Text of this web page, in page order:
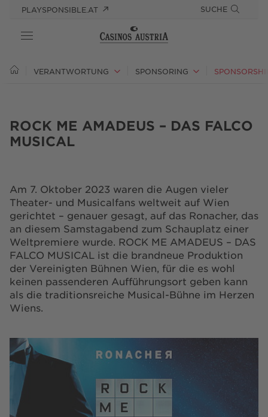
PLAYSPONSIBLE.AT SUCHE
ÜBER UNS
PRESSE
VERANTWORTUNG SPONSORING
ROCK ME AMADEUS – DAS FALCO
MUSICAL
Am 7. Oktober 2023 waren die Augen vieler
Theater- und Musicalfans weltweit auf Wien
gerichtet – genauer gesagt, auf das Ronacher, das
an diesem Samstagabend zum Schauplatz einer
Weltpremiere wurde. ROCK ME AMADEUS – DAS
FALCO MUSICAL ist die brandneue Produktion
der Vereinigten Bühnen Wien, für die es wohl
keinen passenderen Aufführungsort geben kann
als die traditionsreiche Musical-Bühne im Herzen
Wiens.